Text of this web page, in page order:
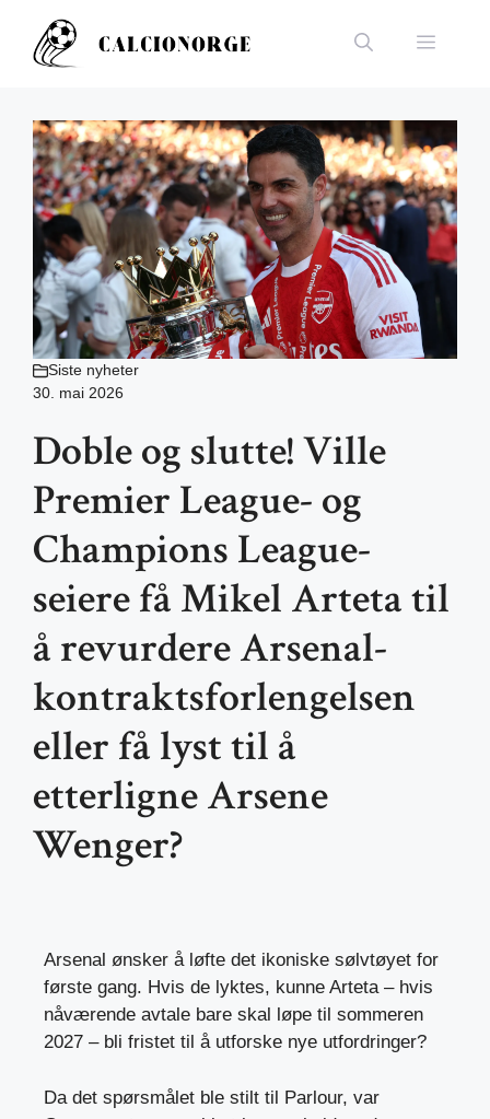
innhold
Meny
Siste nyheter
30. mai 2026
Doble og slutte! Ville
Premier League- og
Champions League-
seiere få Mikel Arteta til
å revurdere Arsenal-
kontraktsforlengelsen
eller få lyst til å
etterligne Arsene
Wenger?
Arsenal ønsker å løfte det ikoniske sølvtøyet for
første gang. Hvis de lyktes, kunne Arteta – hvis
nåværende avtale bare skal løpe til sommeren
2027 – bli fristet til å utforske nye utfordringer?
Da det spørsmålet ble stilt til Parlour, var